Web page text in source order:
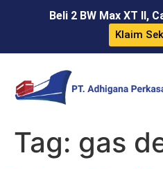
Beli 2 BW Max XT II,
Klaim
Tag: gas